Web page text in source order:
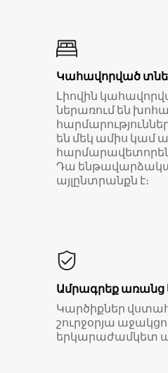
Կահավորված
Լիովին
ներառում են
են մեկ ամիս կամ
Դա
այլընտրանքն է։
Ամրագրեք առանց
Կարծիքներ
շուրջօրյա
երկարաժամկետ